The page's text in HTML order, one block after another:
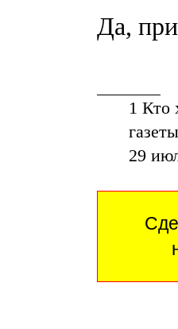
Да,
1 Кто
29